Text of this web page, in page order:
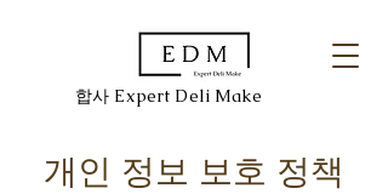
​합사 Expert Deli Make
개인 정보 보호 정책